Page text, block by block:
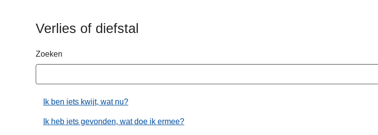
Verlies of diefstal
Zoeken
Ik ben iets kwijt, wat nu?
Ik heb iets gevonden, wat doe ik ermee?